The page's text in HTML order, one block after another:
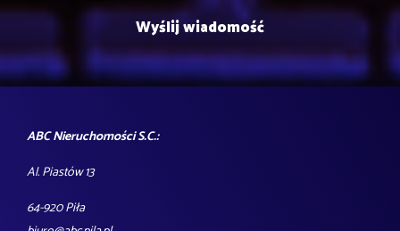
ABC Nieruchomości S.C.:
Al. Piastów 13
64-920 Piła